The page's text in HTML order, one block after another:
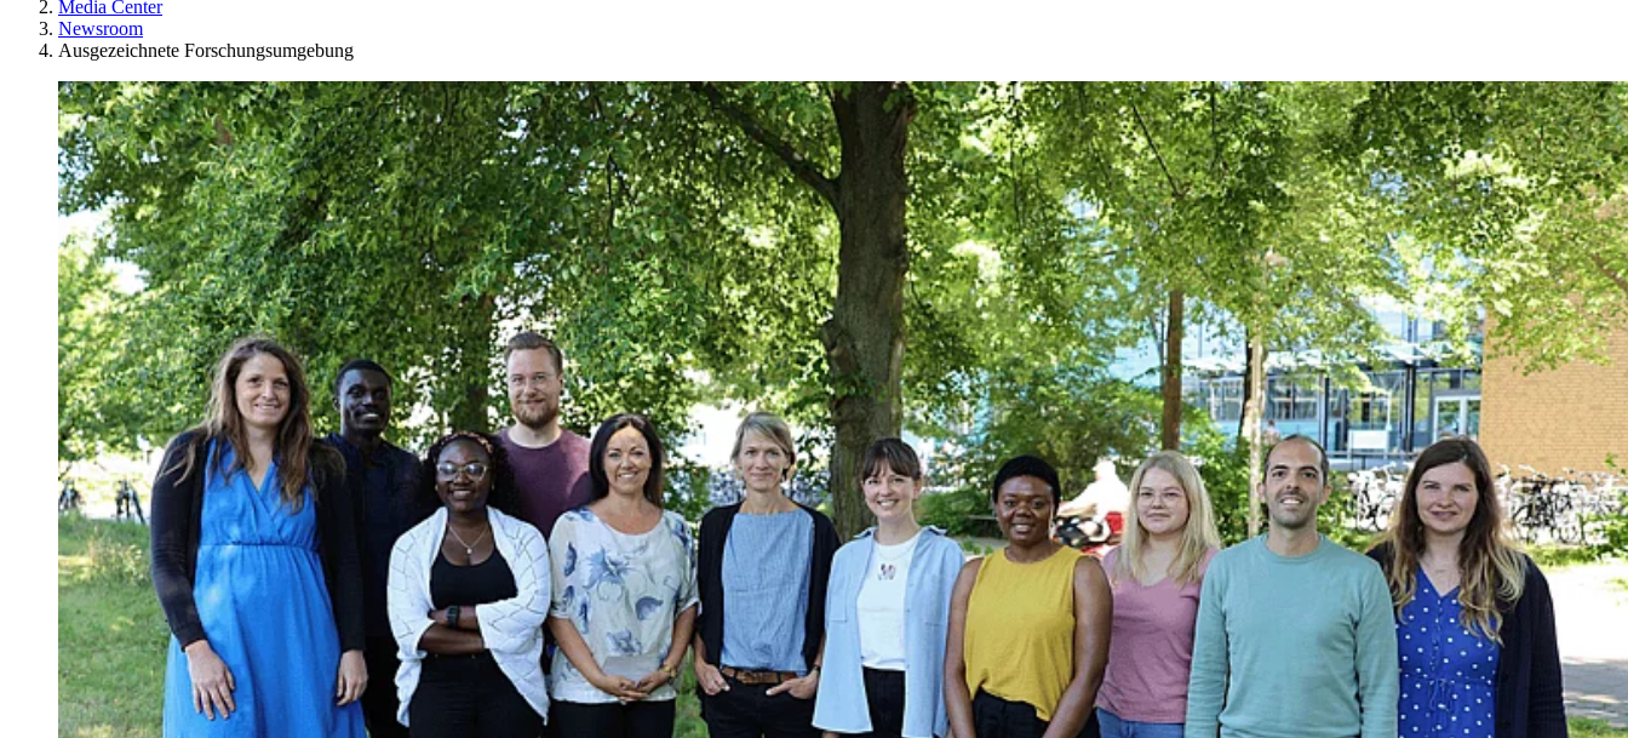
Media Center
Newsroom
Ausgezeichnete Forschungsumgebung